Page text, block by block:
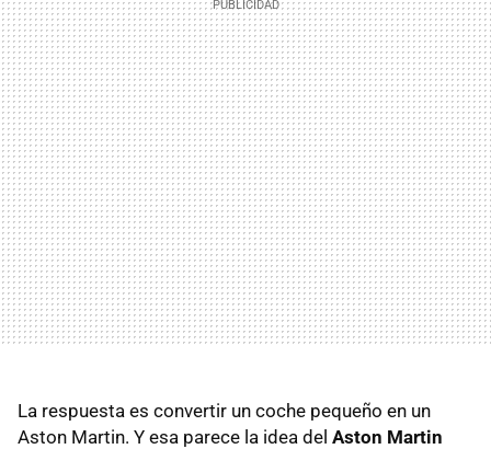
La respuesta es convertir un coche pequeño en un
Aston Martin. Y esa parece la idea del Aston Martin